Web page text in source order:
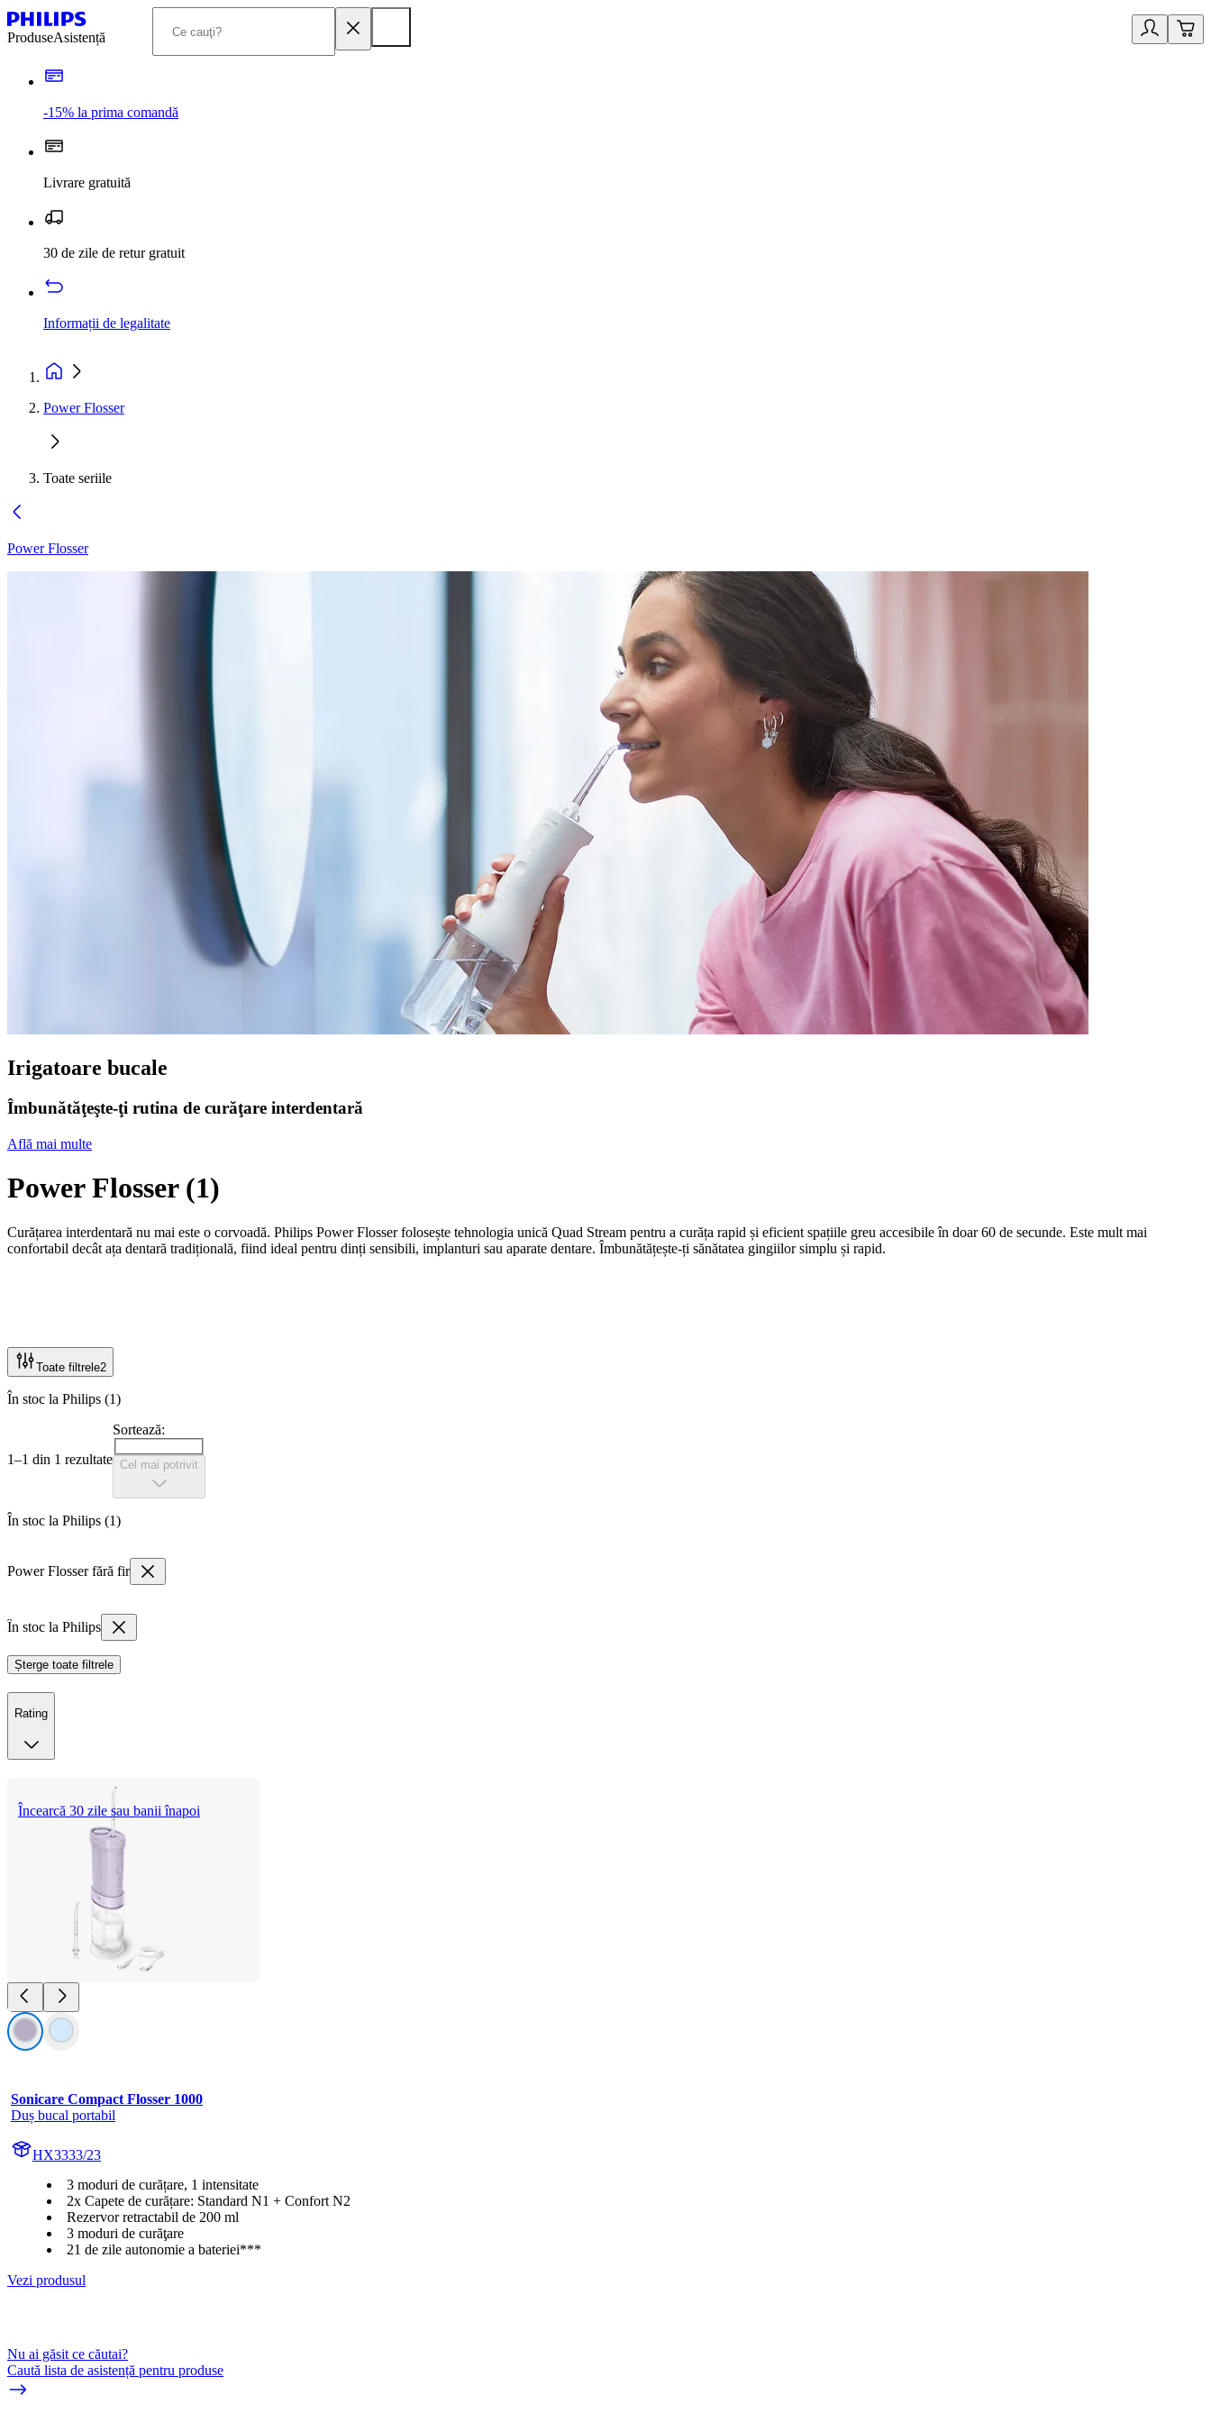
ProduseAsistență
-15% la prima comandă
Livrare gratuită
30 de zile de retur gratuit
Informații de legalitate
Power Flosser
Toate seriile
Power Flosser
Irigatoare bucale
Îmbunătăţeşte-ţi rutina de curăţare interdentară
Află mai multe
Power Flosser(1)
Curățarea interdentară nu mai este o corvoadă. Philips Power Flosser folosește tehnologia unică Quad Stream pentru a curăța rapid și eficient spațiile greu accesibile în doar 60 de secunde. Este mult mai
confortabil decât ața dentară tradițională, fiind ideal pentru dinți sensibili, implanturi sau aparate dentare. Îmbunătățește-ți sănătatea gingiilor simplu și rapid.
Toate filtrele2
În stoc la Philips (1)
1–1 din 1 rezultate
Sortează:
Cel mai potrivit
În stoc la Philips (1)
Power Flosser fără fir
În stoc la Philips
Șterge toate filtrele
Rating
Încearcă 30 zile sau banii înapoi
Sonicare Compact Flosser 1000
Duș bucal portabil
HX3333/23
3 moduri de curățare, 1 intensitate
2x Capete de curățare: Standard N1 + Confort N2
Rezervor retractabil de 200 ml
3 moduri de curăţare
21 de zile autonomie a bateriei***
Vezi produsul
Nu ai găsit ce căutai?
Caută lista de asistență pentru produse